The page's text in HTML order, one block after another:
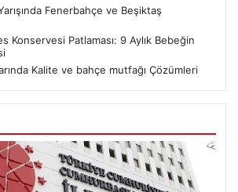
Fenerbahçe ve Beşiktaş
Konservesi Patlaması: 9 Aylık Bebeğin
Kalite ve bahçe mutfağı Çözümleri